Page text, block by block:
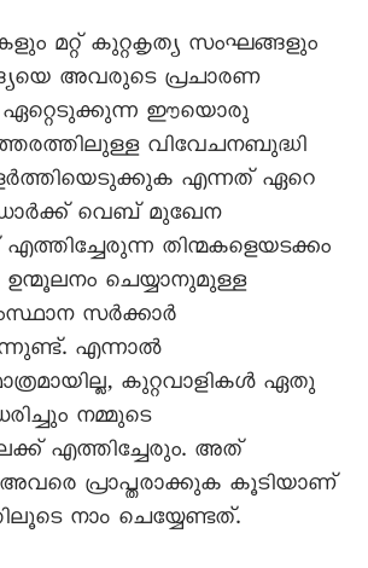
മറ്റ് കുറ്റകൃത്യ സംഘങ്ങളും
അവരുടെ പ്രചാരണ
ഏറ്റെടുക്കുന്ന ഈയൊരു
വിവേചനബുദ്ധി
എന്നത് ഏറെ
വെബ് മുഖേന
എത്തിച്ചേരുന്ന തിന്മകളെയടക്കം
ചെയ്യാനുമുള്ള
സര്‍ക്കാര്‍
എന്നാല്‍
കുറ്റവാളികള്‍ ഏതു
നമ്മുടെ
എത്തിച്ചേരും. അത്
അവരെ പ്രാപ്തരാക്കുക കൂടിയാണ്
നാം ചെയ്യേണ്ടത്.